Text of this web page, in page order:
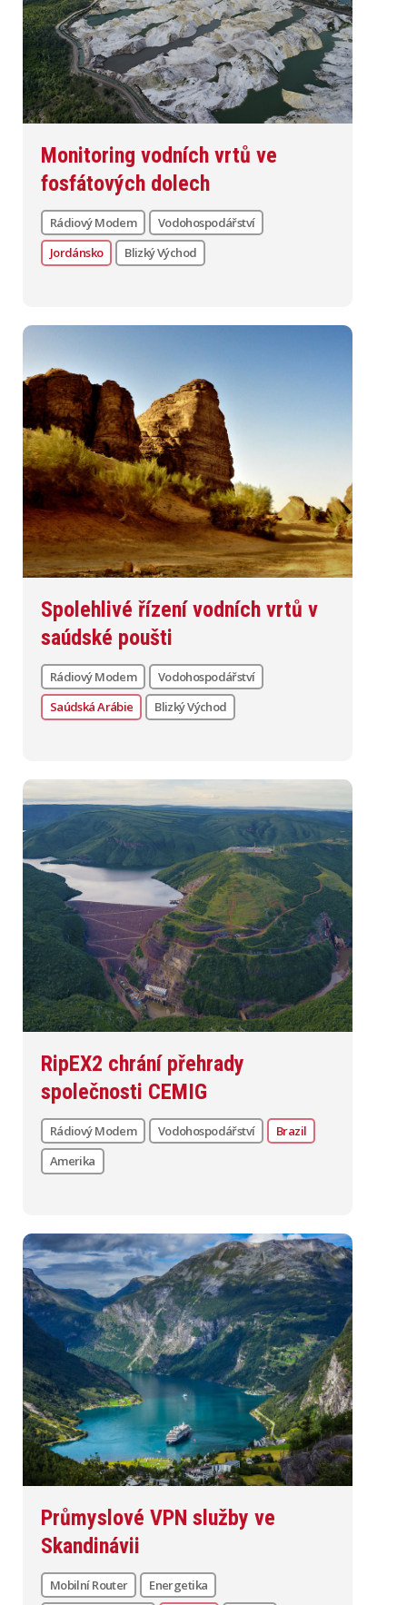
Monitoring vodních vrtů ve
fosfátových dolech
Rádiový Modem
Vodohospodářství
Jordánsko
Blizký Východ
Spolehlivé řízení vodních vrtů v
saúdské poušti
Rádiový Modem
Vodohospodářství
Saúdská Arábie
Blizký Východ
RipEX2 chrání přehrady
společnosti CEMIG
Rádiový Modem Vodohospodářství
Brazil
Amerika
Průmyslové VPN služby ve
Skandinávii
Mobilní Router
Energetika